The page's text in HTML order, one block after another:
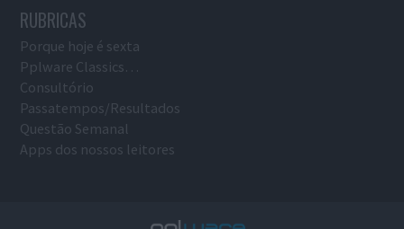
RUBRICAS
Porque hoje é sexta
Pplware Classics…
Consultório
Passatempos/Resultados
Questão Semanal
Apps dos nossos leitores